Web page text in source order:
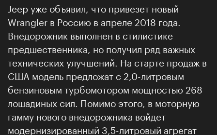
Jeep уже объявил, что привезет новый
Wrangler в Россию в апреле 2018 года.
Внедорожник выполнен в стилистике
предшественника, но получил ряд важных
технических улучшений. На старте продаж в
США модель предложат с 2,0-литровым
бензиновым турбомотором мощностью 268
лошадиных сил. Помимо этого, в моторную
гамму нового внедорожника войдет
модернизированный 3,5-литровый агрегат